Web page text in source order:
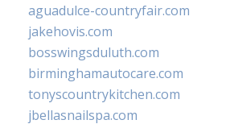
aguadulce-countryfair.com
jakehovis.com
bosswingsduluth.com
birminghamautocare.com
tonyscountrykitchen.com
jbellasnailspa.com